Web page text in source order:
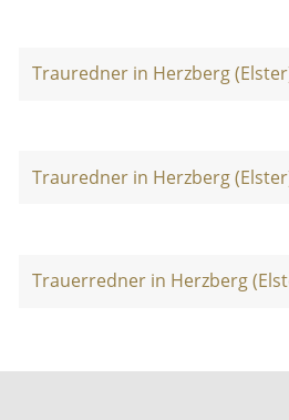
Trauredner in Herzberg
Trauredner in Herzberg
Trauerredner in Herzberg